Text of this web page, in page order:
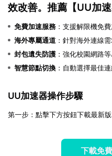
效改善。推薦【UU加
免費加速服務 ：支援解限機免
海外專屬通道 ：針對海外連線
封包遺失防護 ：強化校園網路
智慧節點切換 ：自動選擇最佳
UU加速器操作步驟
第一步：點擊下方按鈕下載最新
下載免